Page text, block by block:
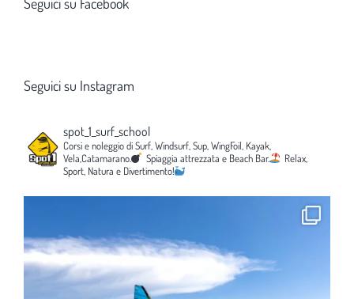
Seguici su Instagram
spot_1_surf_school
Corsi e noleggio di Surf, Windsurf, Sup, WingFoil, Kayak,
Vela,Catamarano.
Spiaggia attrezzata e Beach Bar.
Relax,
Sport, Natura e Divertimento!